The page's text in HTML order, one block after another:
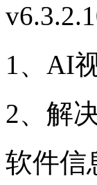
1、AI
2、解
软件信